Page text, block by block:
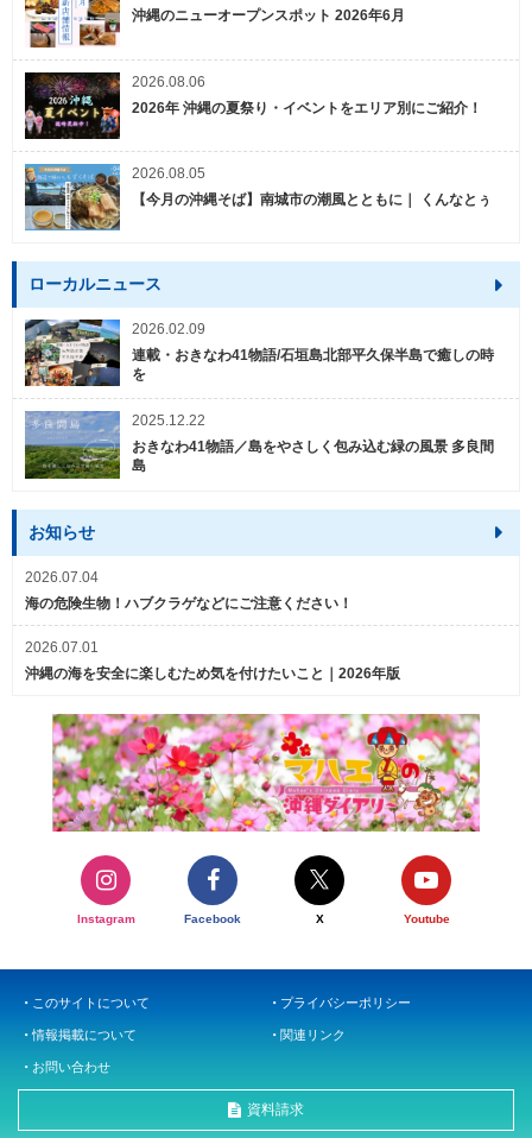
沖縄のニューオープンスポット 2026年6月
2026.08.06
2026年 沖縄の夏祭り・イベントをエリア別にご紹介！
2026.08.05
【今月の沖縄そば】南城市の潮風とともに｜ くんなとぅ
ローカルニュース
2026.02.09
連載・おきなわ41物語/石垣島北部平久保半島で癒しの時
を
2025.12.22
おきなわ41物語／島をやさしく包み込む緑の風景 多良間
島
お知らせ
2026.07.04
海の危険生物！ハブクラゲなどにご注意ください！
2026.07.01
沖縄の海を安全に楽しむため気を付けたいこと｜2026年版
Instagram Facebook X Youtube
このサイトについて プライバシーポリシー
情報掲載について 関連リンク
お問い合わせ
資料請求